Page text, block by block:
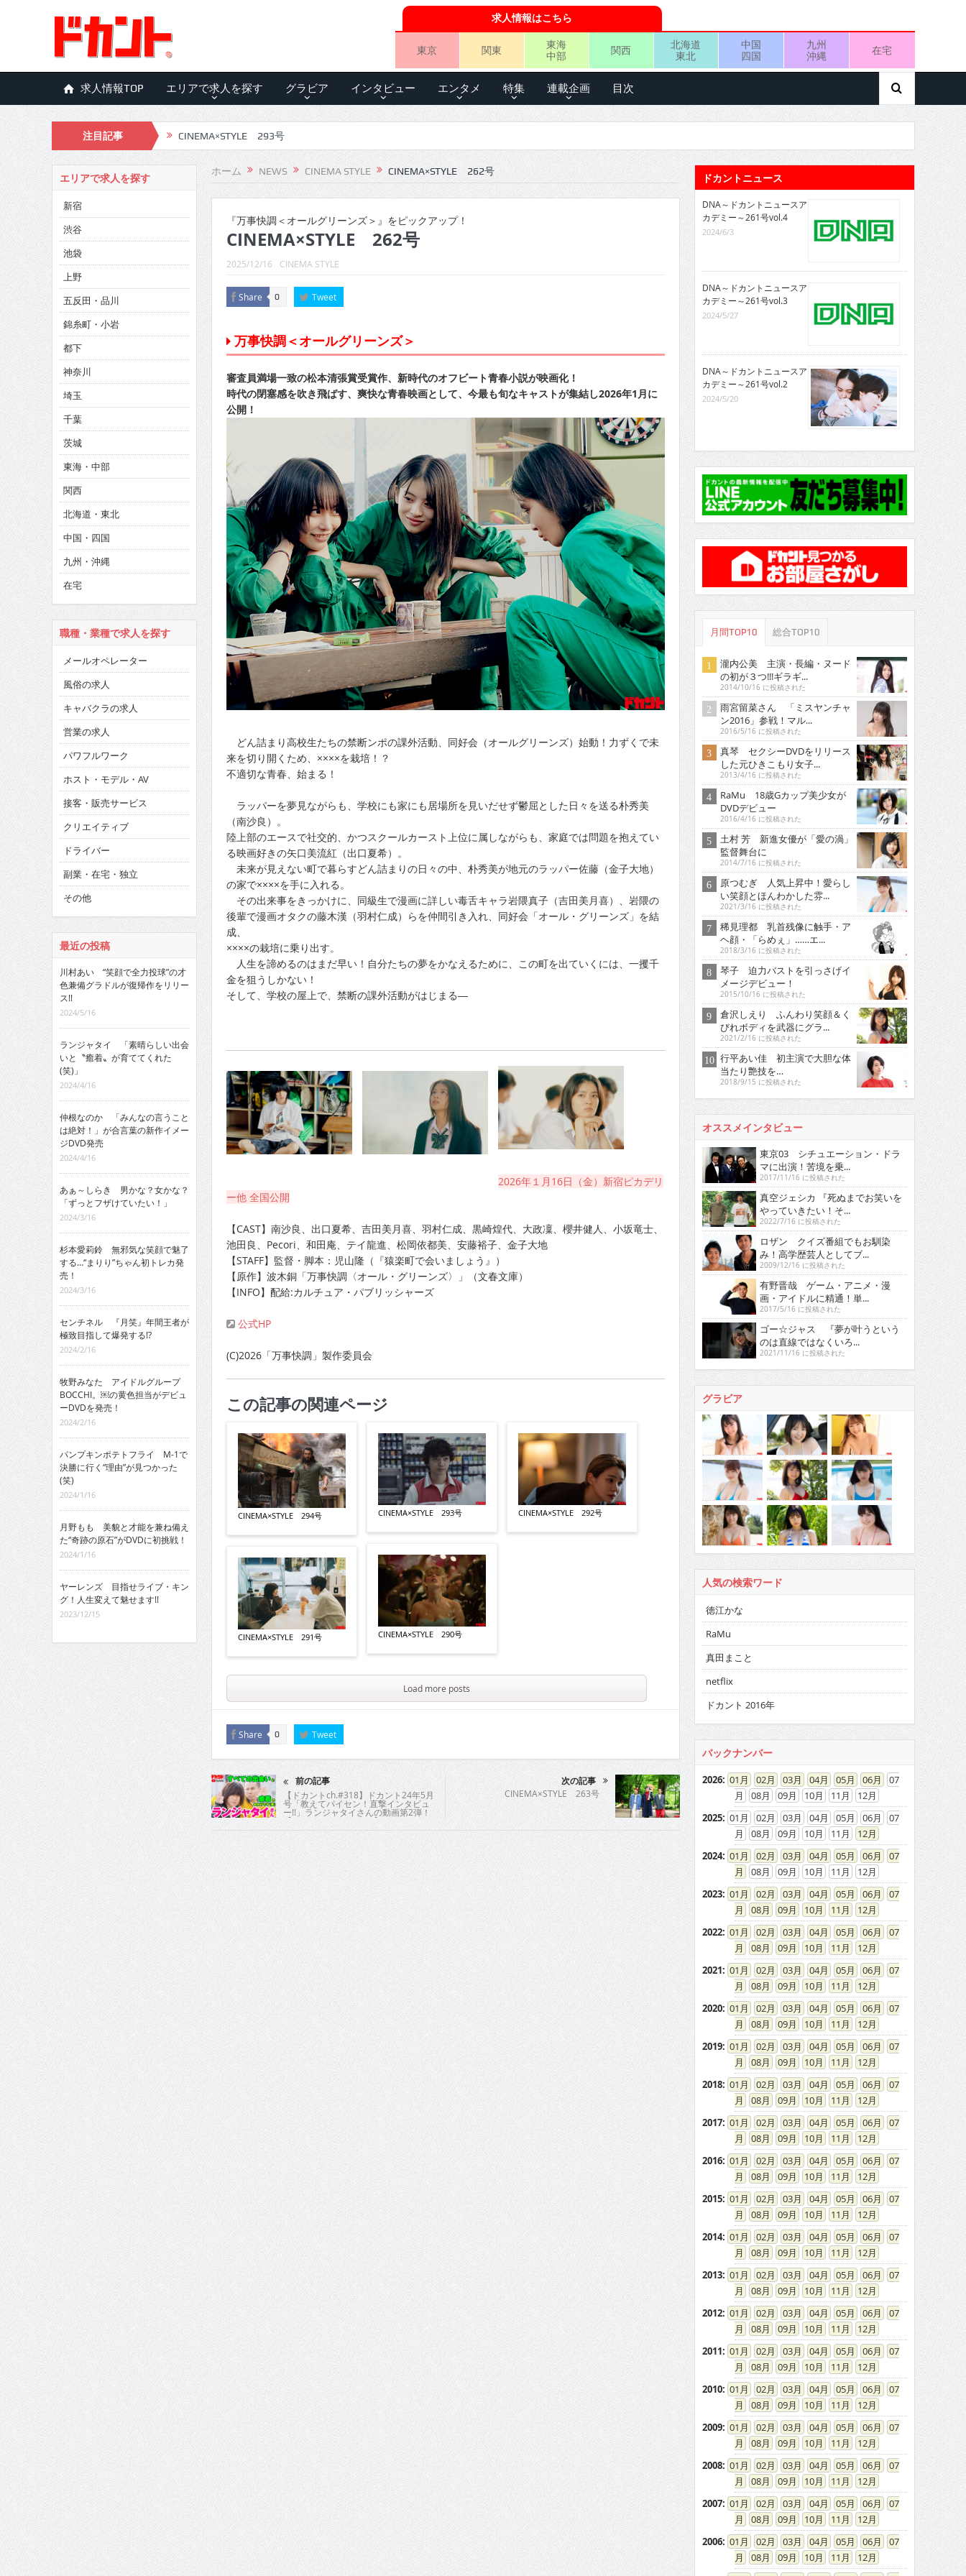
求人情報はこちら
東京 関東
東海
中部
関西
北海道
東北
中国
四国
九州
沖縄
在宅
求人情報TOP エリアで求人を探す グラビア インタビュー エンタメ 特集 連載企画 目次
注目記事
CINEMA×STYLE 293号
CINEMA×STYLE 292号
CINEMA×STYLE 291号
CINEMA×STYLE 290号
CINEMA×STYLE 289号
CINEMA×STYLE 288号
CINEMA×STYLE 287号
CINEMA×STYLE 286号
CINEMA×STYLE 285号
CINEMA×STYLE 294号
ホーム NEWS CINEMA STYLE CINEMA×STYLE 262号
『万事快調＜オールグリーンズ＞』をピックアップ！
CINEMA×STYLE 262号
2025/12/16 CINEMA STYLE
Share 0 Tweet
万事快調＜オールグリーンズ＞
審査員満場一致の松本清張賞受賞作、新時代のオフビート青春小説が映画化！
時代の閉塞感を吹き飛ばす、爽快な青春映画として、今最も旬なキャストが集結し2026年1月に
公開！
どん詰まり高校生たちの禁断ンポの課外活動、同好会（オールグリーンズ）始動！力ずくで未
来を切り開くため、××××を栽培！？
不適切な青春、始まる！
ラッパーを夢見ながらも、学校にも家にも居場所を見いだせず鬱屈とした日々を送る朴秀美
（南沙良）。
陸上部のエースで社交的、かつスクールカースト上位に属しながらも、家庭では問題を抱えてい
る映画好きの矢口美流紅（出口夏希）。
未来が見えない町で暮らすどん詰まりの日々の中、朴秀美が地元のラッパー佐藤（金子大地）
の家で××××を手に入れる。
その出来事をきっかけに、同級生で漫画に詳しい毒舌キャラ岩隈真子（吉田美月喜）、岩隈の
後輩で漫画オタクの藤木漢（羽村仁成）らを仲間引き入れ、同好会「オール・グリーンズ」を結
成、
××××の栽培に乗り出す。
人生を諦めるのはまだ早い！自分たちの夢をかなえるために、この町を出ていくには、一攫千
金を狙うしかない！
そして、学校の屋上で、禁断の課外活動がはじまる―
2026年１月16日（金）新宿ピカデリ
ー他 全国公開
【CAST】南沙良、出口夏希、吉田美月喜、羽村仁成、黒崎煌代、大政凜、櫻井健人、小坂竜士、
池田良、Pecori、和田庵、テイ龍進、松岡依都美、安藤裕子、金子大地
【STAFF】監督・脚本：児山隆（『猿楽町で会いましょう』）
【原作】波木銅「万事快調〈オール・グリーンズ〉」（文春文庫）
【INFO】配給:カルチュア・パブリッシャーズ
公式HP
(C)2026「万事快調」製作委員会
この記事の関連ページ
CINEMA×STYLE 294号
CINEMA×STYLE 291号
CINEMA×STYLE 293号
CINEMA×STYLE 290号
CINEMA×STYLE 292号
Load more posts
Share 0 Tweet
前の記事
【ドカントch.#318】ドカント24年5月
号「教えてパイセン！直撃インタビュ
ー!!」ランジャタイさんの動画第2弾！
【ランジャタイさん2/4】
次の記事
CINEMA×STYLE 263号
エリアで求人を探す
新宿
渋谷
池袋
上野
五反田・品川
錦糸町・小岩
都下
神奈川
埼玉
千葉
茨城
東海・中部
関西
北海道・東北
中国・四国
九州・沖縄
在宅
職種・業種で求人を探す
メールオペレーター
風俗の求人
キャバクラの求人
営業の求人
パワフルワーク
ホスト・モデル・AV
接客・販売サービス
クリエイティブ
ドライバー
副業・在宅・独立
その他
最近の投稿
川村あい “笑顔で全力投球”の才
色兼備グラドルが復帰作をリリー
ス!!
2024/5/16
ランジャタイ 「素晴らしい出会
いと〝癒着〟が育ててくれた
(笑)」
2024/4/16
仲根なのか 「みんなの言うこと
は絶対！」が合言葉の新作イメー
ジDVD発売
2024/4/16
あぁ～しらき 男かな？女かな？
「ずっとフザけていたい！」
2024/3/16
杉本愛莉鈴 無邪気な笑顔で魅了
する…“まりり”ちゃん初トレカ発
売！
2024/3/16
センチネル 『月笑』年間王者が
極致目指して爆発する!?
2024/2/16
牧野みなた アイドルグループ
BOCCHI。￼の黄色担当がデビュ
ーDVDを発売！
2024/2/16
パンプキンポテトフライ M-1で
決勝に行く“理由”が見つかった
(笑)
2024/1/16
月野もも 美貌と才能を兼ね備え
た“奇跡の原石”がDVDに初挑戦！
2024/1/16
ヤーレンズ 目指せライブ・キン
グ！人生変えて魅せます!!
2023/12/15
ドカントニュース
DNA～ドカントニュースア
カデミー～261号vol.4
2024/6/3
DNA～ドカントニュースア
カデミー～261号vol.3
2024/5/27
DNA～ドカントニュースア
カデミー～261号vol.2
2024/5/20
月間TOP10 総合TOP10
瀧内公美 主演・長編・ヌード
の初が３つ!!!ギラギ...
2014/10/16 に投稿された
雨宮留菜さん 「ミスヤンチャ
ン2016」参戦！マル...
2016/5/16 に投稿された
真琴 セクシーDVDをリリース
した元ひきこもり女子...
2013/4/16 に投稿された
RaMu 18歳Gカップ美少女が
DVDデビュー
2016/4/16 に投稿された
土村 芳 新進女優が「愛の渦」
監督舞台に
2014/7/16 に投稿された
原つむぎ 人気上昇中！愛らし
い笑顔とほんわかした雰...
2021/3/16 に投稿された
稀見理都 乳首残像に触手・ア
ヘ顔・「らめぇ」……エ...
2018/3/16 に投稿された
琴子 迫力バストを引っさげイ
メージデビュー！
2015/10/16 に投稿された
倉沢しえり ふんわり笑顔＆く
びれボディを武器にグラ...
2021/2/16 に投稿された
行平あい佳 初主演で大胆な体
当たり艶技を…
2018/9/15 に投稿された
オススメインタビュー
東京03 シチュエーション・ドラ
マに出演！苦境を乗...
2017/11/16 に投稿された
真空ジェシカ 『死ぬまでお笑いを
やっていきたい！そ...
2022/7/16 に投稿された
ロザン クイズ番組でもお馴染
み！高学歴芸人としてブ...
2009/12/16 に投稿された
有野晋哉 ゲーム・アニメ・漫
画・アイドルに精通！単...
2017/5/16 に投稿された
ゴー☆ジャス 『夢が叶うという
のは直線ではなくいろ...
2021/11/16 に投稿された
グラビア
人気の検索ワード
徳江かな
RaMu
真田まこと
netflix
ドカント 2016年
バックナンバー
2026: 01 02 03 04 05 06
07
08
09 10 11
12
2025: 01 02 03 04 05 06
07
08
09 10 11
12
2024: 01 02 03 04 05 06
07
08
09 10 11
12
2023: 01 02 03 04 05 06
07
08
09 10 11
12
2022: 01 02 03 04 05 06
07
08
09 10 11
12
2021: 01 02 03 04 05 06
07
08
09 10 11
12
2020: 01 02 03 04 05 06
07
08
09 10 11
12
2019: 01 02 03 04 05 06
07
08
09 10 11
12
2018: 01 02 03 04 05 06
07
08
09 10 11
12
2017: 01 02 03 04 05 06
07
08
09 10 11
12
2016: 01 02 03 04 05 06
07
08
09 10 11
12
2015: 01 02 03 04 05 06
07
08
09 10 11
12
2014: 01 02 03 04 05 06
07
08
09 10 11
12
2013: 01 02 03 04 05 06
07
08
09 10 11
12
2012: 01 02 03 04 05 06
07
08
09 10 11
12
2011: 01 02 03 04 05 06
07
08
09 10 11
12
2010: 01 02 03 04 05 06
07
08
09 10 11
12
2009: 01 02 03 04 05 06
07
08
09 10 11
12
2008: 01 02 03 04 05 06
07
08
09 10 11
12
2007: 01 02 03 04 05 06
07
08
09 10 11
12
2006: 01 02 03 04 05 06
07
08
09 10 11
12